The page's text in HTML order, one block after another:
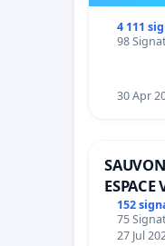
4 111
98
30 Apr
ESPACE
152
75
27 Jul